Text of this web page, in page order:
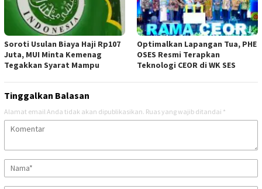
Soroti Usulan Biaya Haji Rp107
Juta, MUI Minta Kemenag
Tegakkan Syarat Mampu
Optimalkan Lapangan Tua, PHE
OSES Resmi Terapkan
Teknologi CEOR di WK SES
Tinggalkan Balasan
Alamat email Anda tidak akan dipublikasikan. Ruas yang wajib ditandai *